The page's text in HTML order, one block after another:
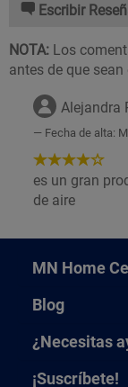
Escribir
NOTA: Los
antes de que
Alejandra
Fecha de alta:
4
de
5
es un gran
de aire
MN Home
Blog
¿Necesitas
¡Suscríbete!